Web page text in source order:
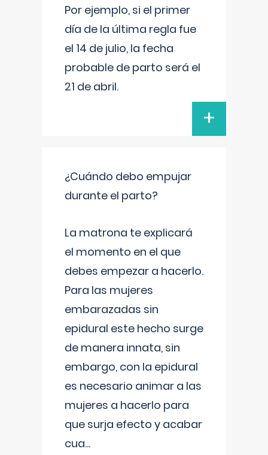
Por ejemplo, si el primer
día de la última regla fue
el 14 de julio, la fecha
probable de parto será el
21 de abril.
+
¿Cuándo debo empujar
durante el parto?
La matrona te explicará
el momento en el que
debes empezar a hacerlo.
Para las mujeres
embarazadas sin
epidural este hecho surge
de manera innata, sin
embargo, con la epidural
es necesario animar a las
mujeres a hacerlo para
que surja efecto y acabar
cua...